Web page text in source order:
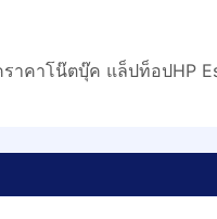
าคาโน๊ตบุ๊ค แล็ปท็อปHP